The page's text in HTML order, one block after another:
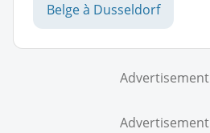
Belge à Dusseldorf
Advertisement
Advertisement